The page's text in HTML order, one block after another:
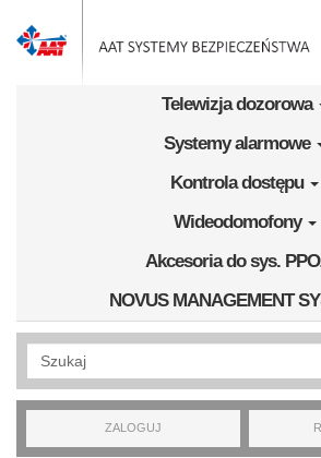
Telewizja dozorowa
Systemy alarmowe
Kontrola dostępu
Wideodomofony
Akcesoria do sys.
NOVUS MANAGEMENT
Wyszukiwanie pełnotekstowe
ZALOGUJ